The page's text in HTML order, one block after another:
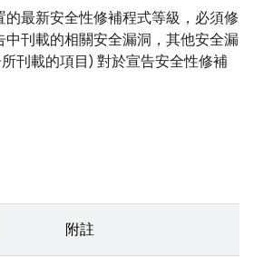
的最新安全性修補程式等級，必須修
中刊載的相關安全漏洞，其他安全漏
刊載的項目) 對於宣告安全性修補
附註